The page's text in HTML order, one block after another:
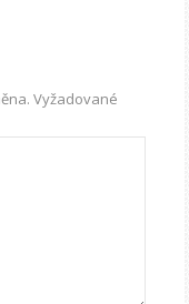
Vyžadované